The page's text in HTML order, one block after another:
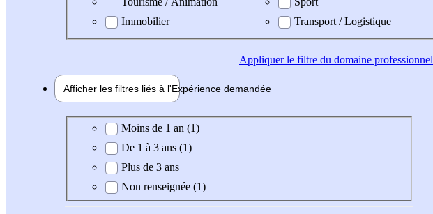
Immobilier
Transport / Logistique
Appliquerle filtre du domaine professionnel
Afficher les filtres liés à l'Expérience demandée
Expérience demandée
Moins de 1 an (1)
De 1 à 3 ans (1)
Plus de 3 ans
Non renseignée (1)